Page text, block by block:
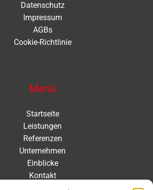
Datenschutz
Impressum
AGBs
Cookie-Richtlinie
Menü
Startseite
Leistungen
Referenzen
Unternehmen
Einblicke
Kontakt